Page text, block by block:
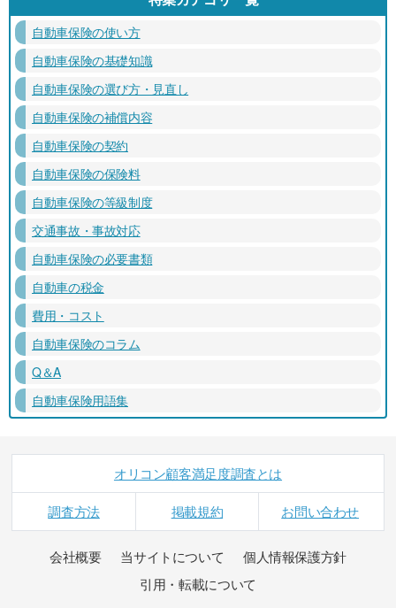
自動車保険の使い方
自動車保険の基礎知識
自動車保険の選び方・見直し
自動車保険の補償内容
自動車保険の契約
自動車保険の保険料
自動車保険の等級制度
交通事故・事故対応
自動車保険の必要書類
自動車の税金
費用・コスト
自動車保険のコラム
Q＆A
自動車保険用語集
オリコン顧客満足度調査とは
調査方法 掲載規約 お問い合わせ
会社概要 当サイトについて
個人情報保護方針
引用・転載について